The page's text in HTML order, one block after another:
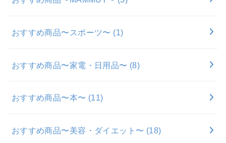
おすすめ商品〜スポーツ〜 (1)
おすすめ商品〜家電・日用品〜 (8)
おすすめ商品〜本〜 (11)
おすすめ商品〜美容・ダイエット〜 (18)